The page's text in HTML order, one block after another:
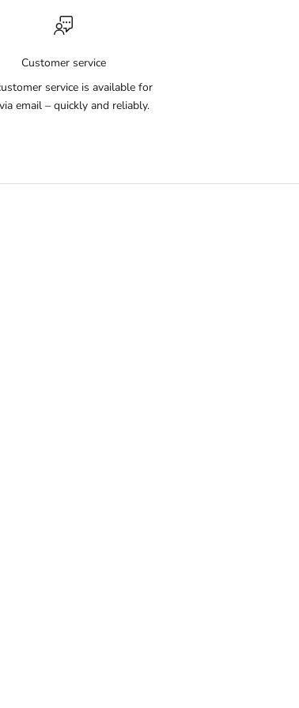
Customer service
service is available for
email – quickly and reliably.